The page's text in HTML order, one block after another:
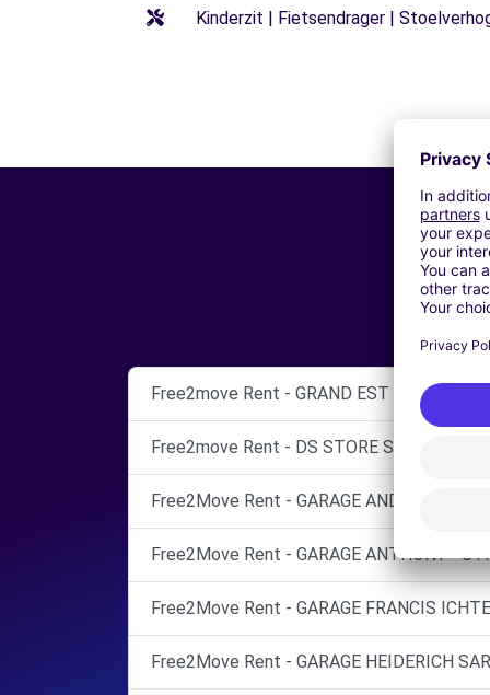
Kinderzit | Fietsendrager |
Free2move Rent - GRAND EST
Free2move Rent - DS STORE
Free2Move Rent - GARAGE ANDRE SARL -
Free2Move Rent - GARAGE ANTHONY -
Free2Move Rent - GARAGE FRANCIS
Free2Move Rent - GARAGE HEIDERICH